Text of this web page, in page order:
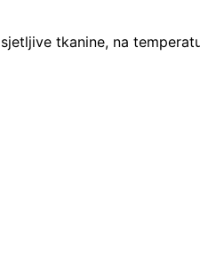
tkanine, na